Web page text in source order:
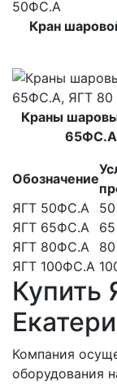
Кран
Краны
Обозначение
ЯГТ 50ФС.А
50
ЯГТ 65ФС.А
65
ЯГТ 80ФС.А
80
ЯГТ 100ФС.А
Компания
оборудования